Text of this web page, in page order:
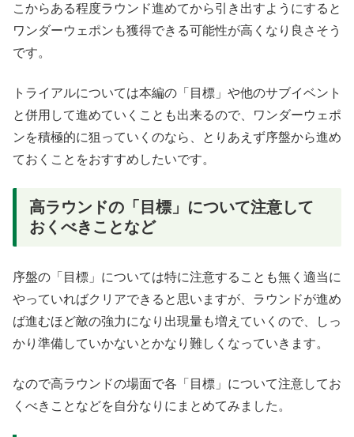
こからある程度ラウンド進めてから引き出すようにすると
ワンダーウェポンも獲得できる可能性が高くなり良さそう
です。
トライアルについては本編の「目標」や他のサブイベント
と併用して進めていくことも出来るので、ワンダーウェポ
ンを積極的に狙っていくのなら、とりあえず序盤から進め
ておくことをおすすめしたいです。
高ラウンドの「目標」について注意して
おくべきことなど
序盤の「目標」については特に注意することも無く適当に
やっていればクリアできると思いますが、ラウンドが進め
ば進むほど敵の強力になり出現量も増えていくので、しっ
かり準備していかないとかなり難しくなっていきます。
なので高ラウンドの場面で各「目標」について注意してお
くべきことなどを自分なりにまとめてみました。